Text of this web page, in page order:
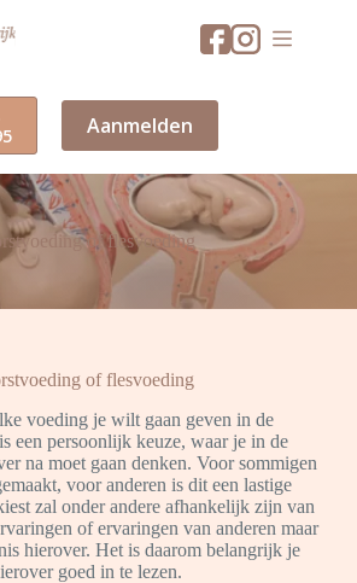
Aanmelden
of flesvoeding
of flesvoeding
voeding je wilt gaan geven in de
een persoonlijk keuze, waar je in de
na moet gaan denken. Voor sommigen
voor anderen is dit een lastige
zal onder andere afhankelijk zijn van
of ervaringen van anderen maar
hierover. Het is daarom belangrijk je
goed in te lezen.